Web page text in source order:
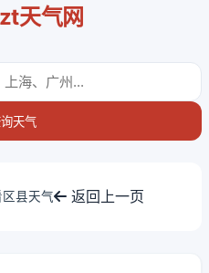
天气网
天气
县天气 返回上一页